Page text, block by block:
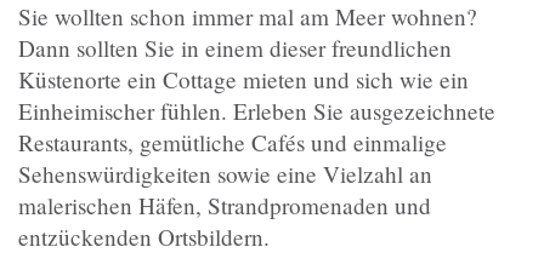
Sie wollten schon immer mal am Meer wohnen?
Dann sollten Sie in einem dieser freundlichen
Küstenorte ein Cottage mieten und sich wie ein
Einheimischer fühlen. Erleben Sie ausgezeichnete
Restaurants, gemütliche Cafés und einmalige
Sehenswürdigkeiten sowie eine Vielzahl an
malerischen Häfen, Strandpromenaden und
entzückenden Ortsbildern.